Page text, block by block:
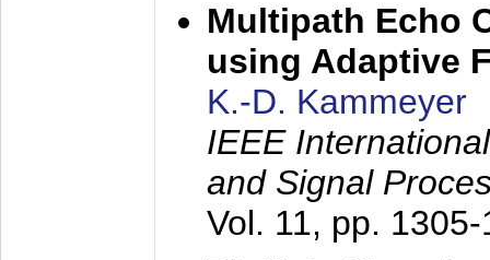
Multipath Echo
using Adaptive
K.-D. Kammeyer
IEEE
and Signal
Vol. 11, pp.